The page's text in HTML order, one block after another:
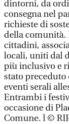
dintorni, da
consegna nel
richieste di
della comunità.
cittadini,
locali, uniti dal
più inclusivo e
stato
eventi serali
Entrambi i
occasione di
Comune. l ©